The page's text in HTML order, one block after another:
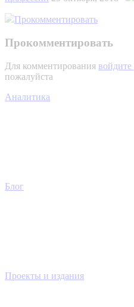
Прокомментировать
Прокомментировать
Для комментирования войдите
пожалуйста
Аналитика
Блог
Проекты и издания